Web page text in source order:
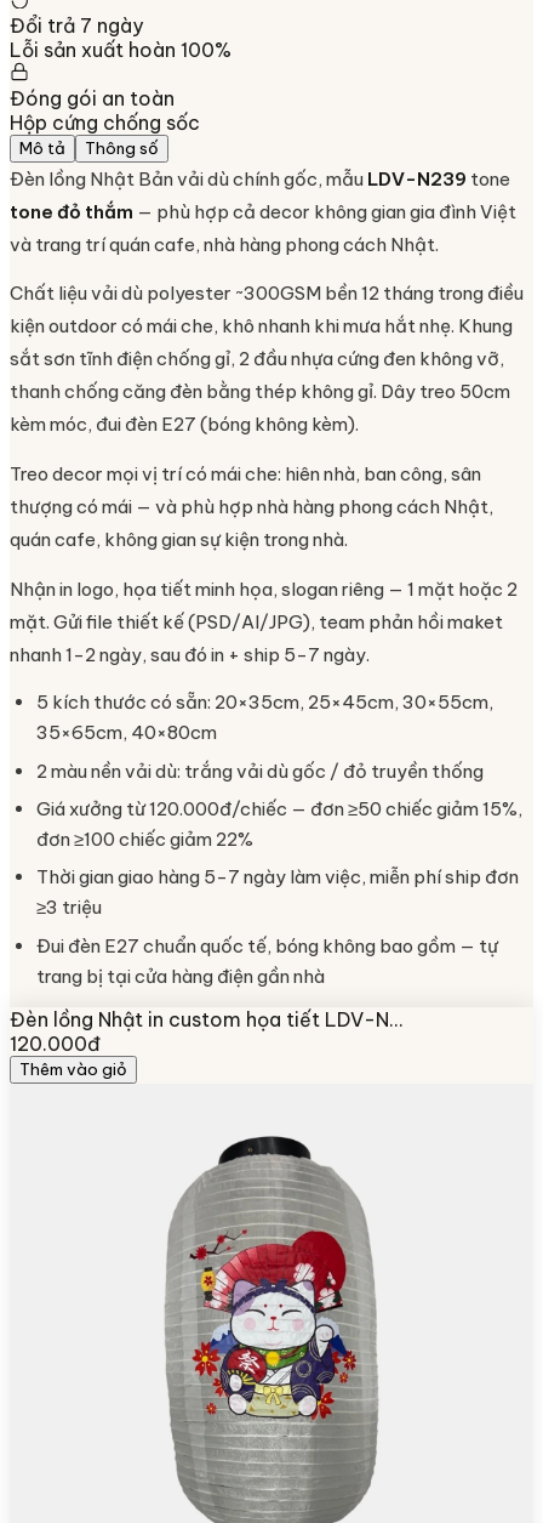
Đổi trả 7 ngày
Lỗi sản xuất hoàn 100%
Đóng gói an toàn
Hộp cứng chống sốc
Mô tả Thông số
Đèn lồng Nhật Bản vải dù chính gốc, mẫu LDV-N239 tone
tone đỏ thắm — phù hợp cả decor không gian gia đình Việt
và trang trí quán cafe, nhà hàng phong cách Nhật.
Chất liệu vải dù polyester ~300GSM bền 12 tháng trong điều
kiện outdoor có mái che, khô nhanh khi mưa hắt nhẹ. Khung
sắt sơn tĩnh điện chống gỉ, 2 đầu nhựa cứng đen không vỡ,
thanh chống căng đèn bằng thép không gỉ. Dây treo 50cm
kèm móc, đui đèn E27 (bóng không kèm).
Treo decor mọi vị trí có mái che: hiên nhà, ban công, sân
thượng có mái — và phù hợp nhà hàng phong cách Nhật,
quán cafe, không gian sự kiện trong nhà.
Nhận in logo, họa tiết minh họa, slogan riêng — 1 mặt hoặc 2
mặt. Gửi file thiết kế (PSD/AI/JPG), team phản hồi maket
nhanh 1-2 ngày, sau đó in + ship 5-7 ngày.
5 kích thước có sẵn: 20×35cm, 25×45cm, 30×55cm,
35×65cm, 40×80cm
2 màu nền vải dù: trắng vải dù gốc / đỏ truyền thống
Giá xưởng từ 120.000đ/chiếc — đơn ≥50 chiếc giảm 15%,
đơn ≥100 chiếc giảm 22%
Thời gian giao hàng 5-7 ngày làm việc, miễn phí ship đơn
≥3 triệu
Đui đèn E27 chuẩn quốc tế, bóng không bao gồm — tự
trang bị tại cửa hàng điện gần nhà
Đèn lồng Nhật in custom họa tiết LDV-N…
120.000đ
Thêm vào giỏ